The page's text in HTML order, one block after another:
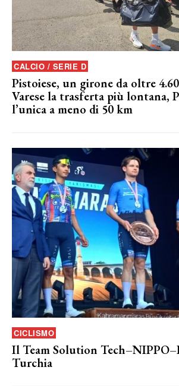
CALCIO / SERIE D
Pistoiese, un girone da oltre
Varese la trasferta più lontana,
l’unica a meno di 50 km
CICLISMO
Il Team Solution
Turchia